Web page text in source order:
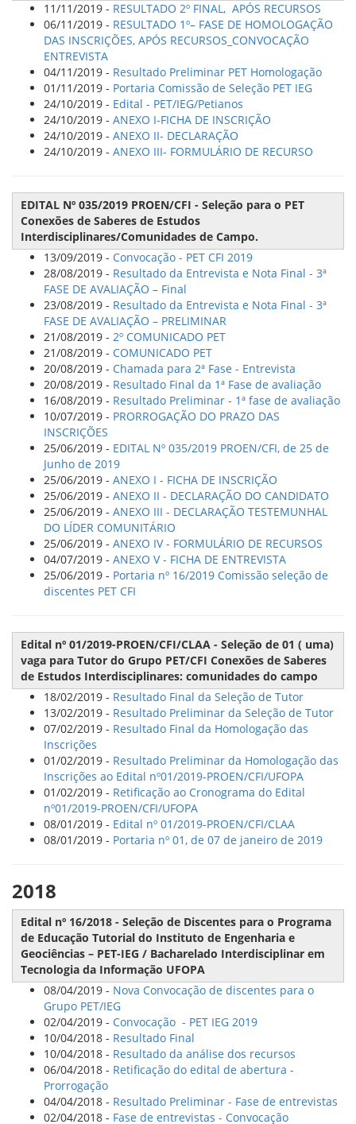
11/11/2019 - RESULTADO 2º FINAL, APÓS RECURSOS
06/11/2019 - RESULTADO 1º– FASE DE HOMOLOGAÇÃO
DAS INSCRIÇÕES, APÓS RECURSOS_CONVOCAÇÃO
ENTREVISTA
04/11/2019 - Resultado Preliminar PET Homologação
01/11/2019 - Portaria Comissão de Seleção PET IEG
24/10/2019 - Edital - PET/IEG/Petianos
24/10/2019 - ANEXO I-FICHA DE INSCRIÇÃO
24/10/2019 - ANEXO II- DECLARAÇÃO
24/10/2019 - ANEXO III- FORMULÁRIO DE RECURSO
EDITAL Nº 035/2019 PROEN/CFI - Seleção para o PET
Conexões de Saberes de Estudos
Interdisciplinares/Comunidades de Campo.
13/09/2019 - Convocação - PET CFI 2019
28/08/2019 - Resultado da Entrevista e Nota Final - 3ª
FASE DE AVALIAÇÃO – Final
23/08/2019 - Resultado da Entrevista e Nota Final - 3ª
FASE DE AVALIAÇÃO – PRELIMINAR
21/08/2019 - 2º COMUNICADO PET
21/08/2019 - COMUNICADO PET
20/08/2019 - Chamada para 2ª Fase - Entrevista
20/08/2019 - Resultado Final da 1ª Fase de avaliação
16/08/2019 - Resultado Preliminar - 1ª fase de avaliação
10/07/2019 - PRORROGAÇÃO DO PRAZO DAS
INSCRIÇÕES
25/06/2019 - EDITAL Nº 035/2019 PROEN/CFI, de 25 de
Junho de 2019
25/06/2019 - ANEXO I - FICHA DE INSCRIÇÃO
25/06/2019 - ANEXO II - DECLARAÇÃO DO CANDIDATO
25/06/2019 - ANEXO III - DECLARAÇÃO TESTEMUNHAL
DO LÍDER COMUNITÁRIO
25/06/2019 - ANEXO IV - FORMULÁRIO DE RECURSOS
04/07/2019 - ANEXO V - FICHA DE ENTREVISTA
25/06/2019 - Portaria nº 16/2019 Comissão seleção de
discentes PET CFI
Edital nº 01/2019-PROEN/CFI/CLAA - Seleção de 01 ( uma)
vaga para Tutor do Grupo PET/CFI Conexões de Saberes
de Estudos Interdisciplinares: comunidades do campo
18/02/2019 - Resultado Final da Seleção de Tutor
13/02/2019 - Resultado Preliminar da Seleção de Tutor
07/02/2019 - Resultado Final da Homologação das
Inscrições
01/02/2019 - Resultado Preliminar da Homologação das
Inscrições ao Edital nº01/2019-PROEN/CFI/UFOPA
01/02/2019 - Retificação ao Cronograma do Edital
nº01/2019-PROEN/CFI/UFOPA
08/01/2019 - Edital nº 01/2019-PROEN/CFI/CLAA
08/01/2019 - Portaria nº 01, de 07 de janeiro de 2019
2018
Edital nº 16/2018 - Seleção de Discentes para o Programa
de Educação Tutorial do Instituto de Engenharia e
Geociências – PET-IEG / Bacharelado Interdisciplinar em
Tecnologia da Informação UFOPA
08/04/2019 - Nova Convocação de discentes para o
Grupo PET/IEG
02/04/2019 - Convocação - PET IEG 2019
10/04/2018 - Resultado Final
10/04/2018 - Resultado da análise dos recursos
06/04/2018 - Retificação do edital de abertura -
Prorrogação
04/04/2018 - Resultado Preliminar - Fase de entrevistas
02/04/2018 - Fase de entrevistas - Convocação